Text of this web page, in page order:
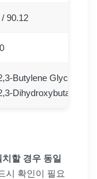
90.12
Butylene Glycol
Dihydroxybutane
할 경우 동일
시 확인이 필요